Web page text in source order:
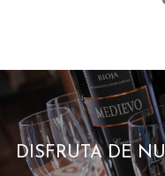
DISFRUTA DE